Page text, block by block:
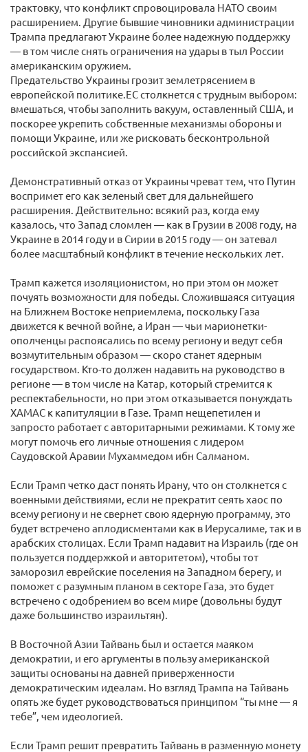
трактовку, что конфликт спровоцировала НАТО своим
расширением. Другие бывшие чиновники администрации
Трампа предлагают Украине более надежную поддержку
— в том числе снять ограничения на удары в тыл России
американским оружием.
Предательство Украины грозит землетрясением в
европейской политике.ЕС столкнется с трудным выбором:
вмешаться, чтобы заполнить вакуум, оставленный США, и
поскорее укрепить собственные механизмы обороны и
помощи Украине, или же рисковать бесконтрольной
российской экспансией.
Демонстративный отказ от Украины чреват тем, что Путин
воспримет его как зеленый свет для дальнейшего
расширения. Действительно: всякий раз, когда ему
казалось, что Запад сломлен — как в Грузии в 2008 году, на
Украине в 2014 году и в Сирии в 2015 году — он затевал
более масштабный конфликт в течение нескольких лет.
Трамп кажется изоляционистом, но при этом он может
почуять возможности для победы. Сложившаяся ситуация
на Ближнем Востоке неприемлема, поскольку Газа
движется к вечной войне, а Иран — чьи марионетки-
ополченцы распоясались по всему региону и ведут себя
возмутительным образом — скоро станет ядерным
государством. Кто-то должен надавить на руководство в
регионе — в том числе на Катар, который стремится к
респектабельности, но при этом отказывается понуждать
ХАМАС к капитуляции в Газе. Трамп нещепетилен и
запросто работает с авторитарными режимами. К тому же
могут помочь его личные отношения с лидером
Саудовской Аравии Мухаммедом ибн Салманом.
Если Трамп четко даст понять Ирану, что он столкнется с
военными действиями, если не прекратит сеять хаос по
всему региону и не свернет свою ядерную программу, это
будет встречено аплодисментами как в Иерусалиме, так и в
арабских столицах. Если Трамп надавит на Израиль (где он
пользуется поддержкой и авторитетом), чтобы тот
заморозил еврейские поселения на Западном берегу, и
поможет с разумным планом в секторе Газа, это будет
встречено с одобрением во всем мире (довольны будут
даже большинство израильтян).
В Восточной Азии Тайвань был и остается маяком
демократии, и его аргументы в пользу американской
защиты основаны на давней приверженности
демократическим идеалам. Но взгляд Трампа на Тайвань
опять же будет руководствоваться принципом “ты мне — я
тебе”, чем идеологией.
Если Трамп решит превратить Тайвань в разменную монету